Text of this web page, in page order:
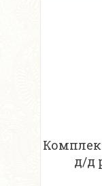
д/д